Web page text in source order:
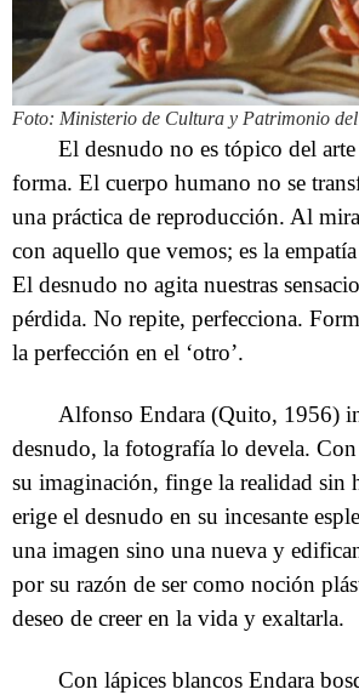
Foto: Ministerio de Cultura y Patrimonio
El desnudo no es tópico del
forma. El cuerpo humano no se
una práctica de reproducción. Al
con aquello que vemos; es la
El desnudo no agita nuestras
pérdida. No repite, perfecciona.
la perfección en el ‘otro’.
Alfonso Endara (Quito, 1956)
desnudo, la fotografía lo devela.
su imaginación, finge la realidad sin
erige el desnudo en su incesante
una imagen sino una nueva y
por su razón de ser como noción
deseo de creer en la vida y exaltarla.
Con lápices blancos Endara